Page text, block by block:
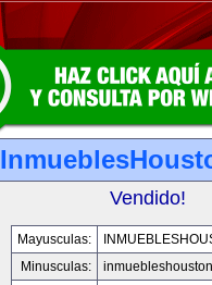
Vendido!
Mayusculas:
Minusculas: